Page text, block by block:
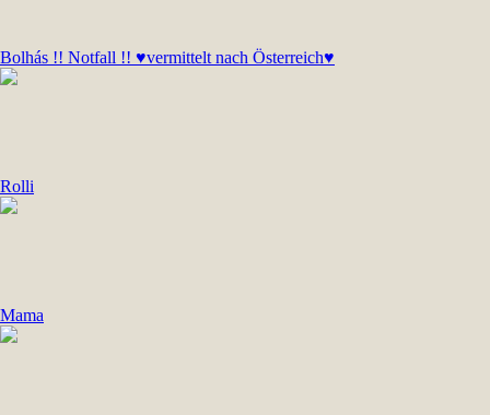
Bolhás !! Notfall !! ♥vermittelt nach Österreich♥
Rolli
Mama